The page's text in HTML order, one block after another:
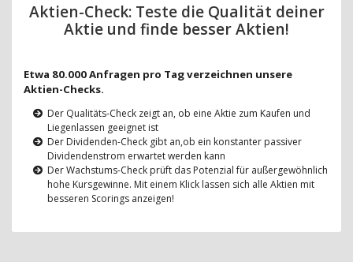
Aktien-Check: Teste die Qualität deiner
Aktie und finde besser Aktien!
Etwa 80.000 Anfragen pro Tag verzeichnen unsere
Aktien-Checks.
Der Qualitäts-Check zeigt an, ob eine Aktie zum Kaufen und
Liegenlassen geeignet ist
Der Dividenden-Check gibt an,ob ein konstanter passiver
Dividendenstrom erwartet werden kann
Der Wachstums-Check prüft das Potenzial für außergewöhnlich
hohe Kursgewinne. Mit einem Klick lassen sich alle Aktien mit
besseren Scorings anzeigen!